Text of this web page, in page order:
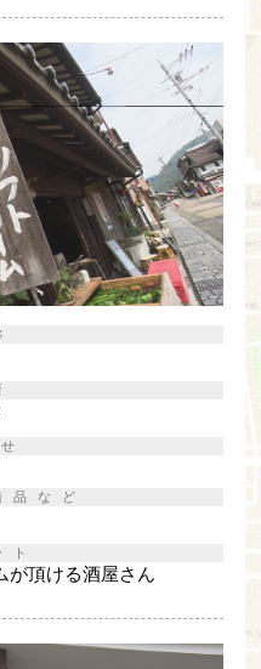
品など
ト
が頂ける酒屋さん